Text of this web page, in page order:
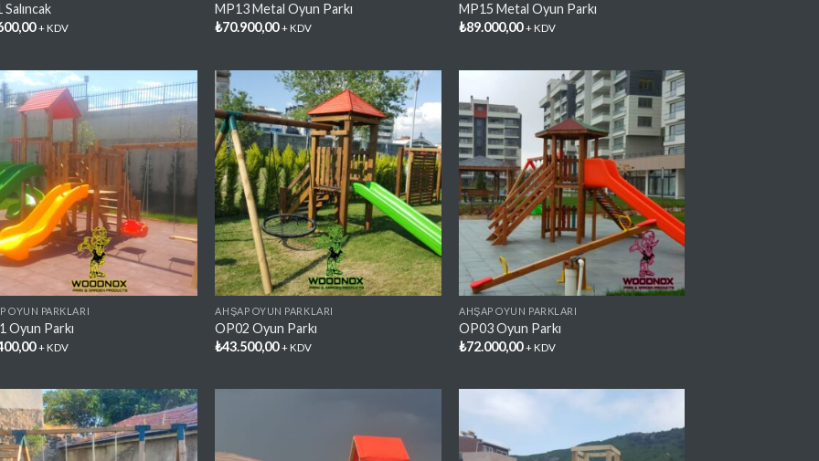
Salıncak
+ KDV
MP13 Metal Oyun Parkı
₺70.900,00 + KDV
MP15 Metal Oyun Parkı
₺89.000,00 + KDV
Favorilere
Ekle
OYUN PARKLARI
Oyun Parkı
+ KDV
Favorilere
Ekle
AHŞAP OYUN PARKLARI
OP02 Oyun Parkı
₺43.500,00 + KDV
Favorilere
AHŞAP OYUN PARKLARI
OP03 Oyun Parkı
₺72.000,00 + KDV